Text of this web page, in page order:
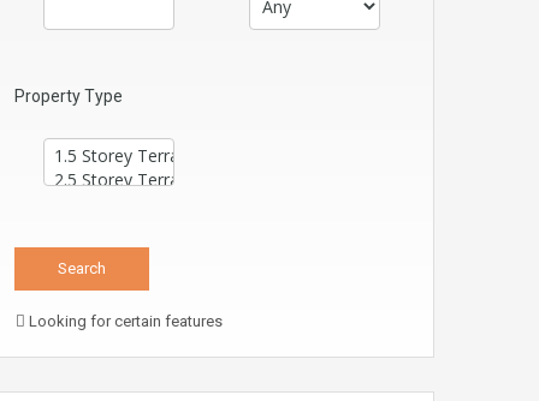
Property Type
Looking for certain features